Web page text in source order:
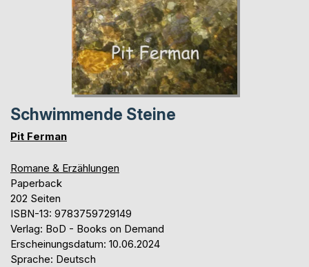
Schwimmende Steine
Pit Ferman
Romane & Erzählungen
Paperback
202 Seiten
ISBN-13: 9783759729149
Verlag: BoD - Books on Demand
Erscheinungsdatum: 10.06.2024
Sprache: Deutsch